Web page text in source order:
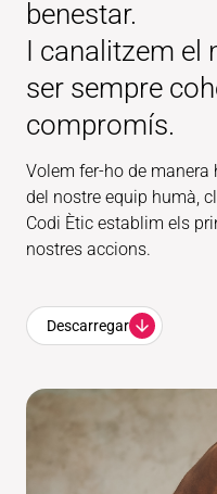
benestar.
I canalitzem el
ser sempre
compromís.
Volem fer-ho de
del nostre equip humà,
Codi Ètic establim els
nostres accions.
Descarregar